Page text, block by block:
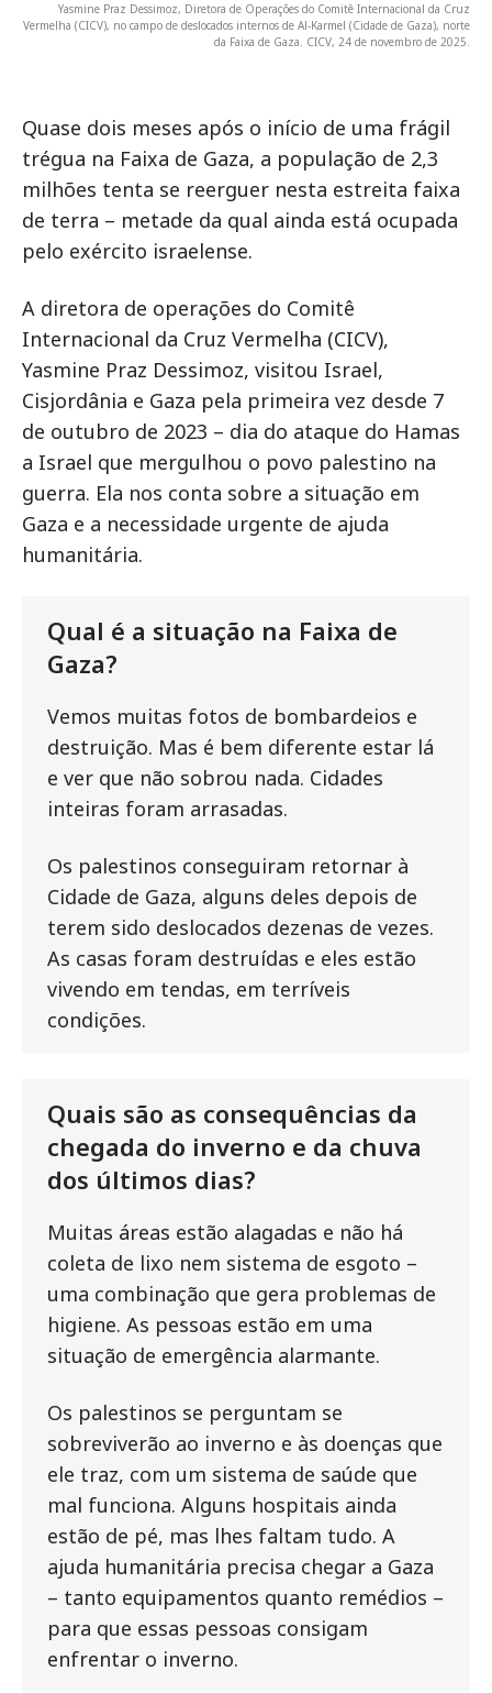
Yasmine Praz Dessimoz, Diretora de Operações do Comitê Internacional da Cruz
Vermelha (CICV), no campo de deslocados internos de Al-Karmel (Cidade de Gaza), norte
da Faixa de Gaza. CICV, 24 de novembro de 2025.
Quase dois meses após o início de uma frágil
trégua na Faixa de Gaza, a população de 2,3
milhões tenta se reerguer nesta estreita faixa
de terra – metade da qual ainda está ocupada
pelo exército israelense.
A diretora de operações do Comitê
Internacional da Cruz Vermelha (CICV),
Yasmine Praz Dessimoz, visitou Israel,
Cisjordânia e Gaza pela primeira vez desde 7
de outubro de 2023 – dia do ataque do Hamas
a Israel que mergulhou o povo palestino na
guerra. Ela nos conta sobre a situação em
Gaza e a necessidade urgente de ajuda
humanitária.
Qual é a situação na Faixa de
Gaza?
Vemos muitas fotos de bombardeios e
destruição. Mas é bem diferente estar lá
e ver que não sobrou nada. Cidades
inteiras foram arrasadas.
Os palestinos conseguiram retornar à
Cidade de Gaza, alguns deles depois de
terem sido deslocados dezenas de vezes.
As casas foram destruídas e eles estão
vivendo em tendas, em terríveis
condições.
Quais são as consequências da
chegada do inverno e da chuva
dos últimos dias?
Muitas áreas estão alagadas e não há
coleta de lixo nem sistema de esgoto –
uma combinação que gera problemas de
higiene. As pessoas estão em uma
situação de emergência alarmante.
Os palestinos se perguntam se
sobreviverão ao inverno e às doenças que
ele traz, com um sistema de saúde que
mal funciona. Alguns hospitais ainda
estão de pé, mas lhes faltam tudo. A
ajuda humanitária precisa chegar a Gaza
– tanto equipamentos quanto remédios –
para que essas pessoas consigam
enfrentar o inverno.